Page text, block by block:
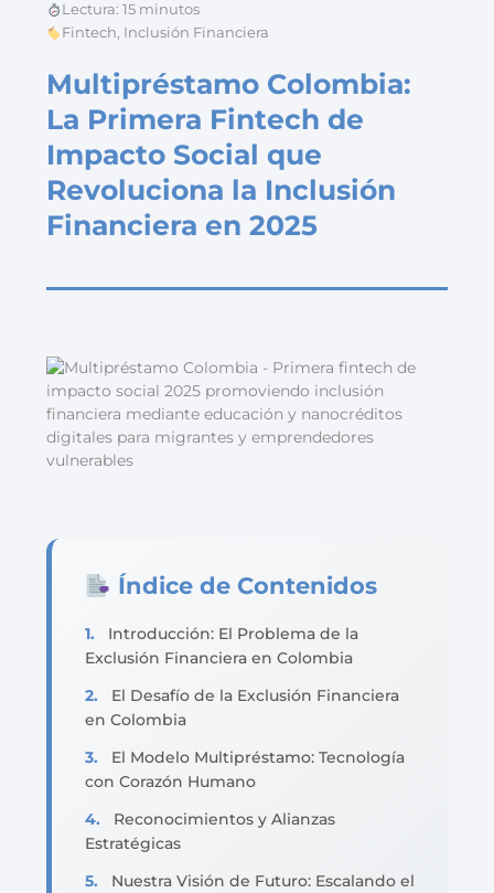
Lectura: 15 minutos
Fintech, Inclusión Financiera
Multipréstamo Colombia:
La Primera Fintech de
Impacto Social que
Revoluciona la Inclusión
Financiera en 2025
Índice de Contenidos
Introducción: El Problema de la
Exclusión Financiera en Colombia
El Desafío de la Exclusión Financiera
en Colombia
El Modelo Multipréstamo: Tecnología
con Corazón Humano
Reconocimientos y Alianzas
Estratégicas
Nuestra Visión de Futuro: Escalando el